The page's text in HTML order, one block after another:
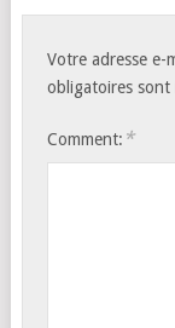
Votre adresse e-
obligatoires sont
Comment: *